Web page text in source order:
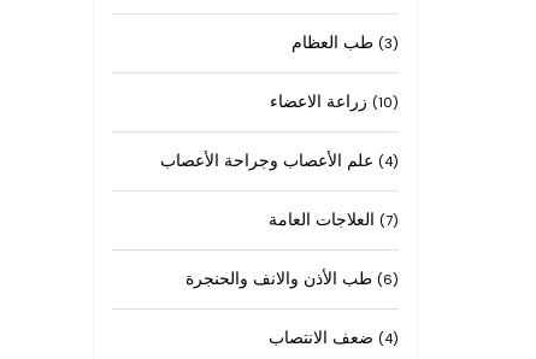
(3)
(10)
(4)
(7)
(6)
(4)